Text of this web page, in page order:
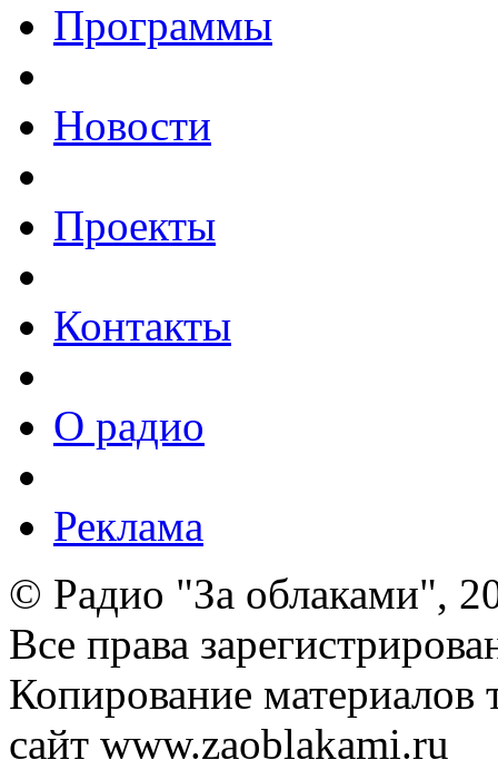
Программы
Новости
Проекты
Контакты
О радио
Реклама
© Радио "За облаками",
Все права
Копирование материалов
сайт www.zaoblakami.ru